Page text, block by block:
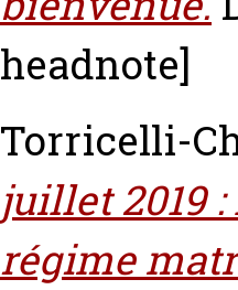
headnote]
Torricelli-
juillet 2019
régime